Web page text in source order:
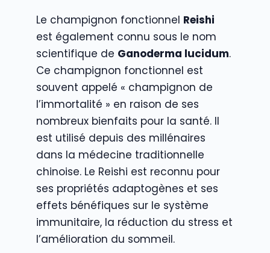
Le champignon fonctionnel Reishi
est également connu sous le nom
scientifique de Ganoderma lucidum.
Ce champignon fonctionnel est
souvent appelé « champignon de
l’immortalité » en raison de ses
nombreux bienfaits pour la santé. Il
est utilisé depuis des millénaires
dans la médecine traditionnelle
chinoise. Le Reishi est reconnu pour
ses propriétés adaptogènes et ses
effets bénéfiques sur le système
immunitaire, la réduction du stress et
l’amélioration du sommeil.